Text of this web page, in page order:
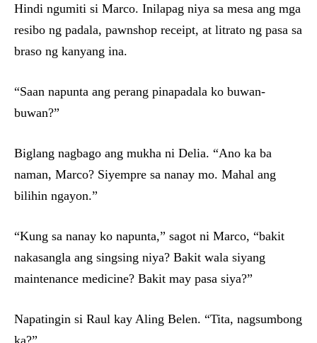
Hindi ngumiti si Marco. Inilapag niya sa mesa ang mga
resibo ng padala, pawnshop receipt, at litrato ng pasa sa
braso ng kanyang ina.
“Saan napunta ang perang pinapadala ko buwan-
buwan?”
Biglang nagbago ang mukha ni Delia. “Ano ka ba
naman, Marco? Siyempre sa nanay mo. Mahal ang
bilihin ngayon.”
“Kung sa nanay ko napunta,” sagot ni Marco, “bakit
nakasangla ang singsing niya? Bakit wala siyang
maintenance medicine? Bakit may pasa siya?”
Napatingin si Raul kay Aling Belen. “Tita, nagsumbong